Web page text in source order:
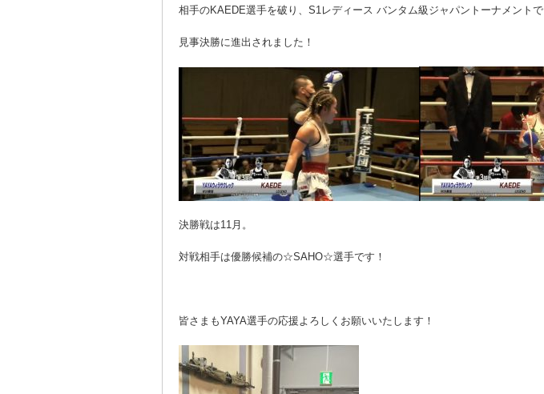
相手のKAEDE選手を破り、S1レディース バンタム級ジャパントーナメントで
見事決勝に進出されました！
決勝戦は11月。
対戦相手は優勝候補の☆SAHO☆選手です！
皆さまもYAYA選手の応援よろしくお願いいたします！